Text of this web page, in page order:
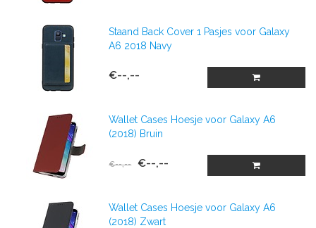
Staand Back Cover 1 Pasjes voor Galaxy
A6 2018 Navy
€--,--
Wallet Cases Hoesje voor Galaxy A6
(2018) Bruin
€--,-- €--,--
Wallet Cases Hoesje voor Galaxy A6
(2018) Zwart